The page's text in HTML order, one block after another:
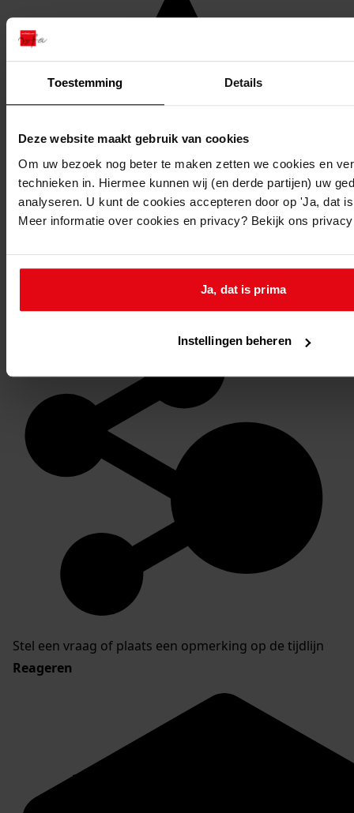
Toestemming Details
Deze website maakt gebruik van cookies
Om uw bezoek nog beter te maken zetten we cookies en
technieken in. Hiermee kunnen wij (en derde partijen) uw
analyseren. U kunt de cookies accepteren door op 'Ja, dat
Meer informatie over cookies en privacy? Bekijk ons
Ja, dat is prima
Instellingen beheren
Stel een vraag of plaats een opmerking op de tijdlijn
Reageren